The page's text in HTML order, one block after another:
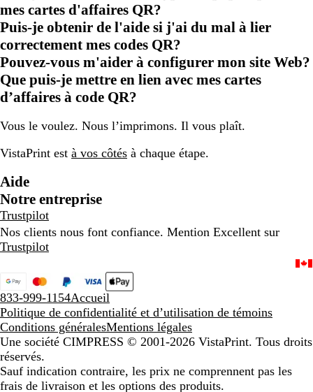
mes cartes d'affaires QR?
Puis-je obtenir de l'aide si j'ai du mal à lier
correctement mes codes QR?
Pouvez-vous m'aider à configurer mon site Web?
Que puis-je mettre en lien avec mes cartes
d’affaires à code QR?
Vous le voulez. Nous l’imprimons. Il vous plaît.
VistaPrint est à vos côtés à chaque étape.
Aide
Notre entreprise
Trustpilot
Nos clients nous font confiance. Mention Excellent sur
Trustpilot
833-999-1154Accueil
Politique de confidentialité et d’utilisation de témoins
Conditions généralesMentions légales
Une société CIMPRESS © 2001-2026 VistaPrint. Tous droits
réservés.
Sauf indication contraire, les prix ne comprennent pas les
frais de livraison et les options des produits.